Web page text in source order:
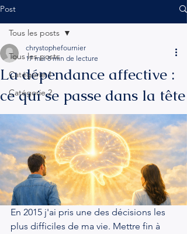
Post
Tous les posts
Catégorie 1
Catégorie 2
Tous les posts
La dépendance affective :
ce qui se passe dans la tête
chrystophefournier
17 mai 8 min de lecture
En 2015 j'ai pris une des décisions les
plus difficiles de ma vie. Mettre fin à